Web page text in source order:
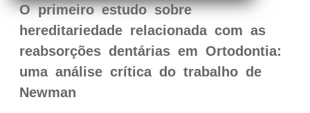
O primeiro estudo sobre
hereditariedade relacionada com as
reabsorções dentárias em Ortodontia:
uma análise crítica do trabalho de
Newman